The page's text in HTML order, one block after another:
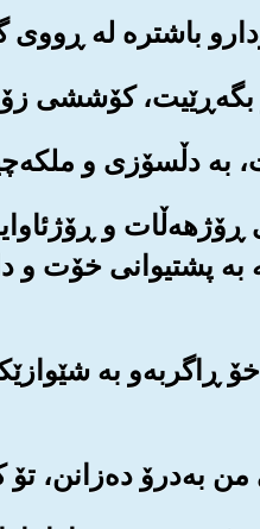
ڕۆژهه‌ڵات و
پشتیوانی خۆت و
خۆ ڕاگربه‌و به